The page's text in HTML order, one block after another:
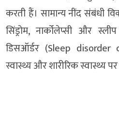
करती हैं। सामान्य नींद संबंधी
सिंड्रोम, नार्कोलेप्सी और
डिसऑर्डर (Sleep
स्वास्थ्य और शारीरिक स्वास्थ्य